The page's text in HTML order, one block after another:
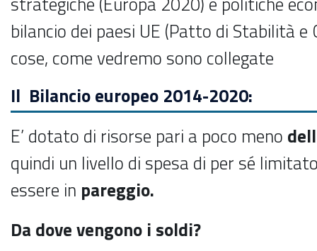
bilancio dei paesi UE (Patto di Stabilità e
cose, come vedremo sono collegate
Il Bilancio europeo 2014-2020:
E’ dotato di risorse pari a poco meno
quindi un livello di spesa di per sé
essere in pareggio.
Da dove vengono i soldi?